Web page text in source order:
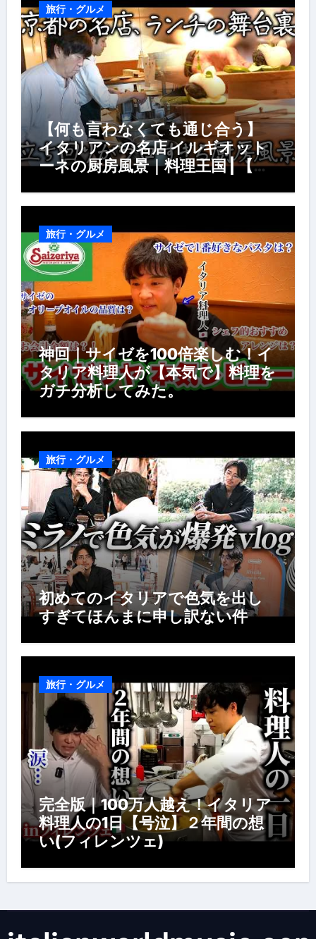
旅行・グルメ
【何も言わなくても通じ合う】
イタリアンの名店 イルギオット
ーネの厨房風景｜料理王国 | 【厨
風景】
旅行・グルメ
神回｜サイゼを100倍楽しむ！イ
タリア料理人が【本気で】料理を
ガチ分析してみた。
旅行・グルメ
初めてのイタリアで色気を出し
すぎてほんまに申し訳ない件
旅行・グルメ
完全版｜100万人越え！イタリア
料理人の1日【号泣】２年間の想
い(フィレンツェ)